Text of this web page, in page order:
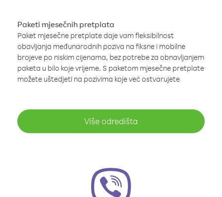
Paketi mjesečnih pretplata
Paket mjesečne pretplate daje vam fleksibilnost
obavljanja međunarodnih poziva na fiksne i mobilne
brojeve po niskim cijenama, bez potrebe za obnavljanjem
paketa u bilo koje vrijeme. S paketom mjesečne pretplate
možete uštedjeti na pozivima koje već ostvarujete
Više odredišta